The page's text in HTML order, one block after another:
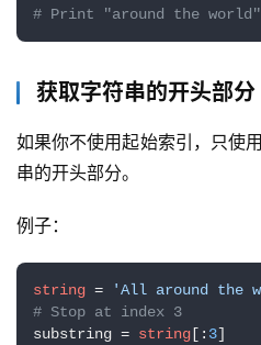
# Print "around the world",
获取字符串的开头部分
如果你不使用起始索引，只使
串的开头部分。
例子：
string =
'All around the
# Stop at index 3
substring = string [: 3